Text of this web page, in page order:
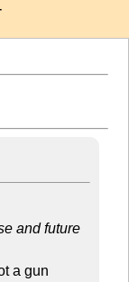
and future
a gun